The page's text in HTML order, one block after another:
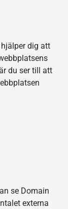
dig att
du ser till att
se Domain
externa